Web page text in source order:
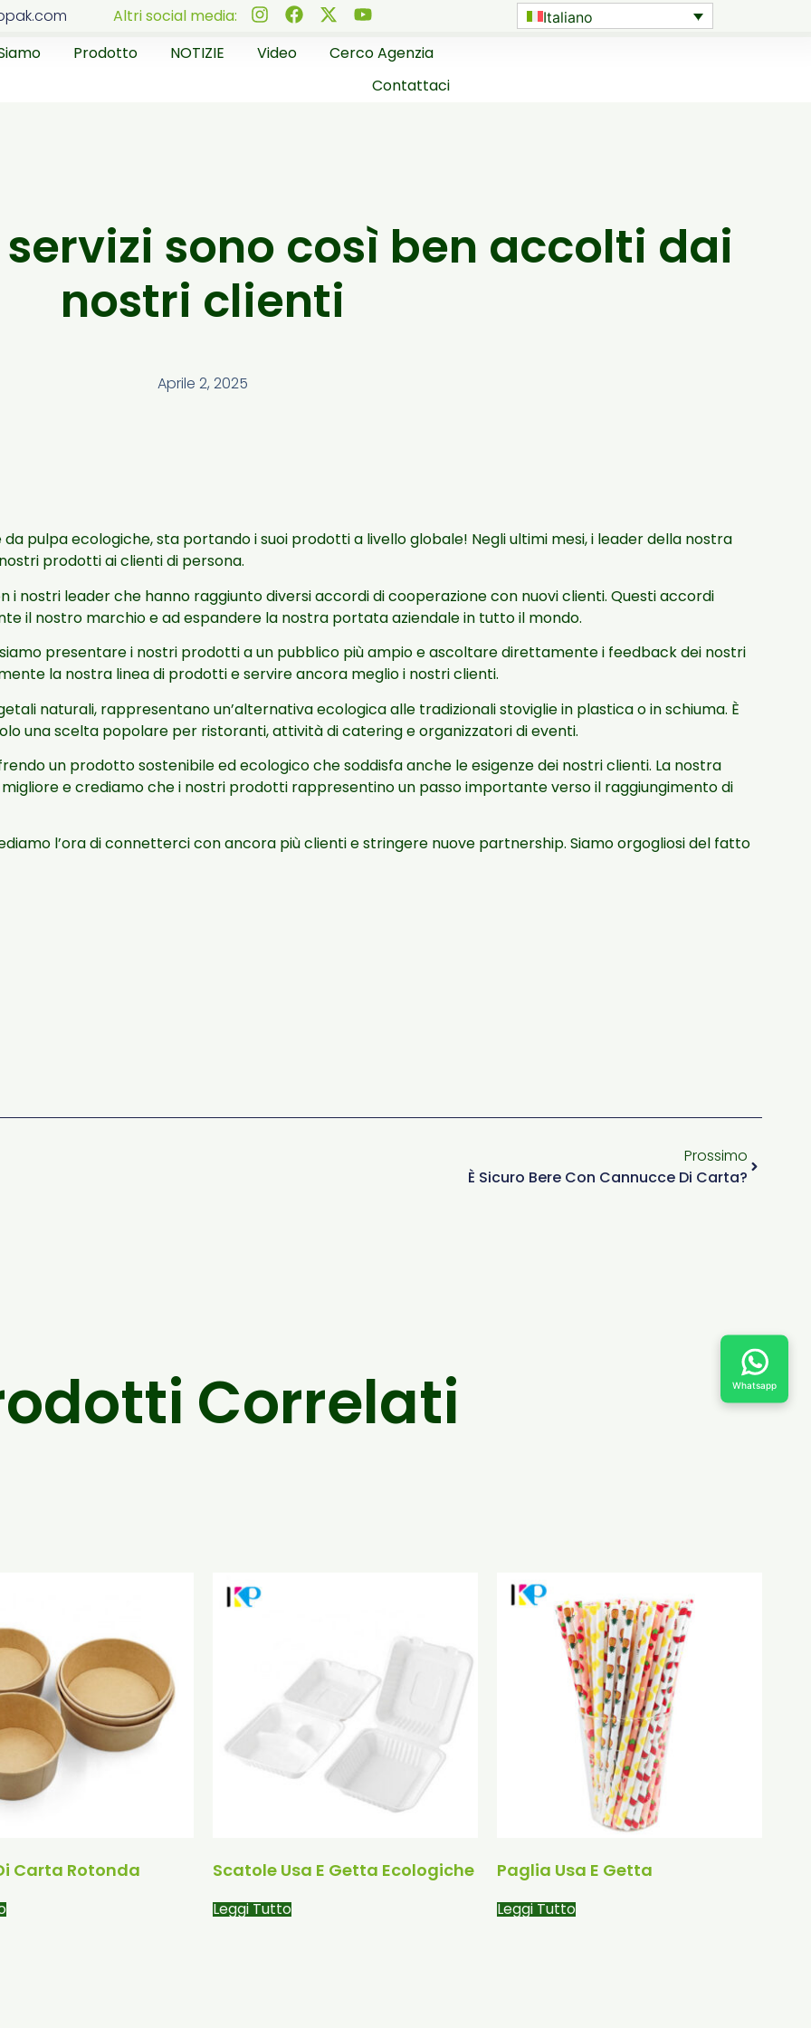
Altri social media: Italiano
Prodotto NOTIZIE Video
Cerco Agenzia
Contattaci
sono così ben accolti dai
nostri clienti
Aprile 2, 2025
pulpa ecologiche, sta portando i suoi prodotti a livello globale! Negli ultimi mesi, i leader della nostra
prodotti ai clienti di persona.
i nostri leader che hanno raggiunto diversi accordi di cooperazione con nuovi clienti. Questi accordi
il nostro marchio e ad espandere la nostra portata aziendale in tutto il mondo.
presentare i nostri prodotti a un pubblico più ampio e ascoltare direttamente i feedback dei nostri
la nostra linea di prodotti e servire ancora meglio i nostri clienti.
naturali, rappresentano un’alternativa ecologica alle tradizionali stoviglie in plastica o in schiuma. È
una scelta popolare per ristoranti, attività di catering e organizzatori di eventi.
un prodotto sostenibile ed ecologico che soddisfa anche le esigenze dei nostri clienti. La nostra
e crediamo che i nostri prodotti rappresentino un passo importante verso il raggiungimento di
l’ora di connetterci con ancora più clienti e stringere nuove partnership. Siamo orgogliosi del fatto
Prossimo
È Sicuro Bere Con Cannucce Di Carta?
Correlati
Carta Rotonda Scatole Usa E Getta Ecologiche
Leggi Tutto
Paglia Usa E Getta
Leggi Tutto
Whatsapp